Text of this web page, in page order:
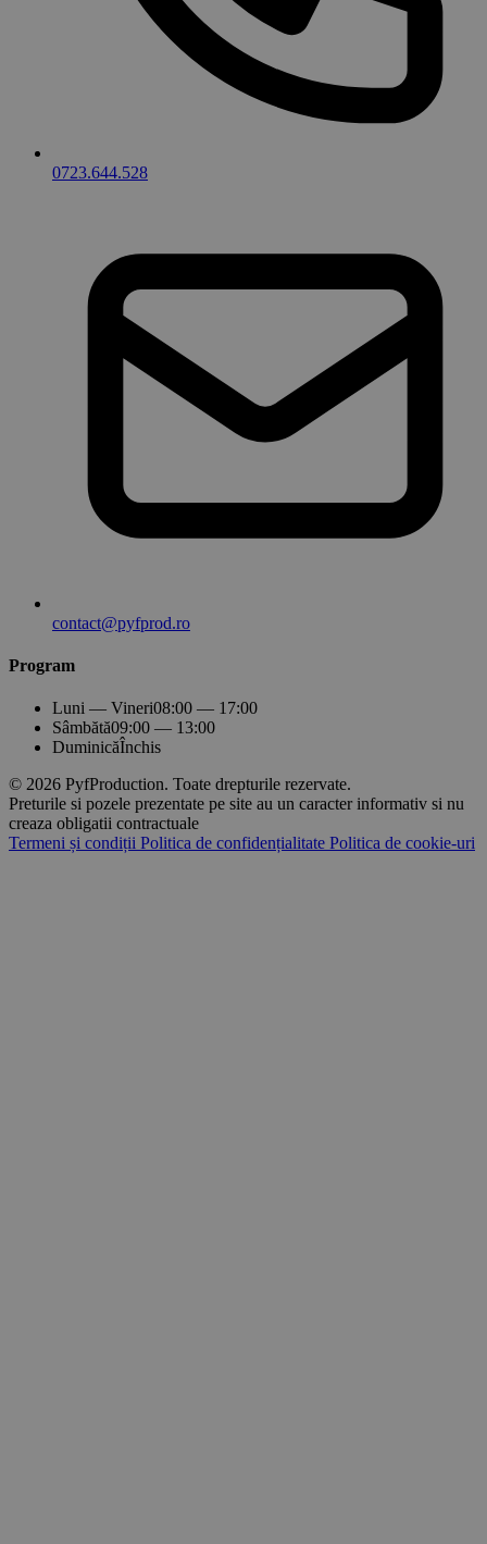
0723.644.528
contact@pyfprod.ro
Program
Luni — Vineri08:00 — 17:00
Sâmbătă09:00 — 13:00
DuminicăÎnchis
© 2026 PyfProduction. Toate drepturile rezervate.
Preturile si pozele prezentate pe site au un caracter informativ si nu
creaza obligatii contractuale
Termeni și condiții Politica de confidențialitate Politica de cookie-uri